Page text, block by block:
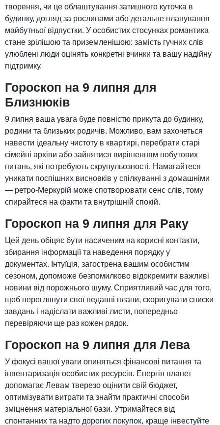
творення, чи це облаштування затишного куточка в
будинку, догляд за рослинами або детальне планування
майбутньої відпустки. У особистих стосунках романтика
стане зрілішою та приземленішою: замість гучних слів
улюблені люди оцінять конкретні вчинки та вашу надійну
підтримку.
Гороскоп на 9 липня для
Близнюків
9 липня ваша увага буде повністю прикута до будинку,
родини та близьких родичів. Можливо, вам захочеться
навести ідеальну чистоту в квартирі, перебрати старі
сімейні архіви або зайнятися вирішенням побутових
питань, які потребують скрупульозності. Намагайтеся
уникати поспішних висновків у спілкуванні з домашніми
— ретро-Меркурій може спотворювати сенс слів, тому
спирайтеся на факти та внутрішній спокій.
Гороскоп на 9 липня для Раку
Цей день обіцяє бути насиченим на корисні контакти,
збирання інформації та наведення порядку у
документах. Інтуїція, загострена вашим особистим
сезоном, допоможе безпомилково відокремити важливі
новини від порожнього шуму. Сприятливий час для того,
щоб переглянути свої недавні плани, скоригувати списки
завдань і надіслати важливі листи, попередньо
перевіряючи ще раз кожен рядок.
Гороскоп на 9 липня для Лева
У фокусі вашої уваги опиняться фінансові питання та
інвентаризація особистих ресурсів. Енергія планет
допомагає Левам тверезо оцінити свій бюджет,
оптимізувати витрати та знайти практичні способи
зміцнення матеріальної бази. Утримайтеся від
спонтанних та надто дорогих покупок, краще інвестуйте